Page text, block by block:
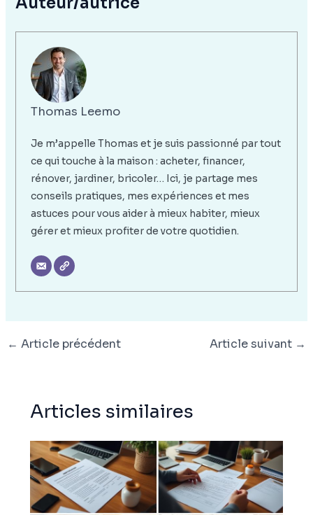
Thomas Leemo
Je m’appelle Thomas et je suis passionné par tout
ce qui touche à la maison : acheter, financer,
rénover, jardiner, bricoler… Ici, je partage mes
conseils pratiques, mes expériences et mes
astuces pour vous aider à mieux habiter, mieux
gérer et mieux profiter de votre quotidien.
← Article précédent Article suivant →
Articles similaires